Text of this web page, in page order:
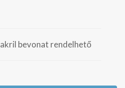
bevonat rendelhető